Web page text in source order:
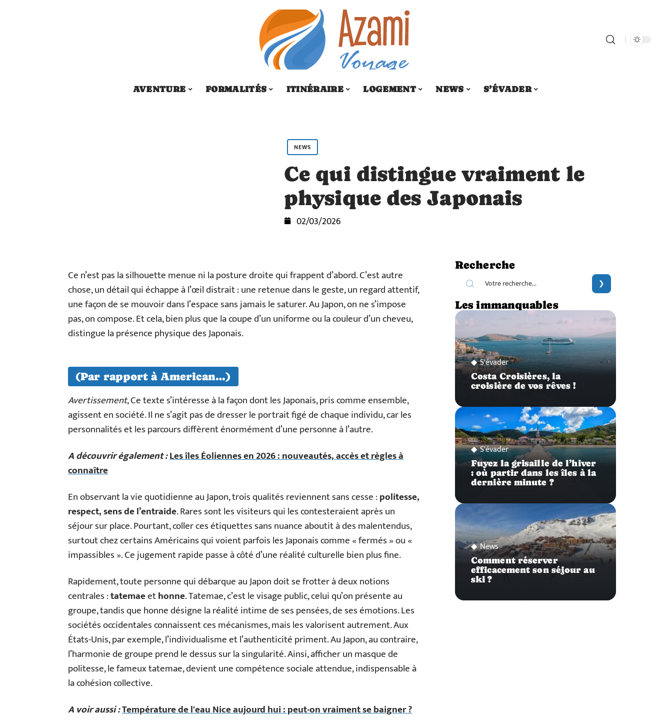
AVENTURE FORMALITÉS ITINÉRAIRE LOGEMENT NEWS S’ÉVADER
NEWS
Ce qui distingue vraiment le
physique des Japonais
02/03/2026
Ce n’est pas la silhouette menue ni la posture droite qui frappent d’abord. C’est autre
chose, un détail qui échappe à l’œil distrait : une retenue dans le geste, un regard attentif,
une façon de se mouvoir dans l’espace sans jamais le saturer. Au Japon, on ne s’impose
pas, on compose. Et cela, bien plus que la coupe d’un uniforme ou la couleur d’un cheveu,
distingue la présence physique des Japonais.
(Par rapport à American…)
Avertissement, Ce texte s’intéresse à la façon dont les Japonais, pris comme ensemble,
agissent en société. Il ne s’agit pas de dresser le portrait figé de chaque individu, car les
personnalités et les parcours diffèrent énormément d’une personne à l’autre.
A découvrir également :Les îles Éoliennes en 2026 : nouveautés, accès et règles à
connaître
En observant la vie quotidienne au Japon, trois qualités reviennent sans cesse :politesse,
respect, sens de l’entraide. Rares sont les visiteurs qui les contesteraient après un
séjour sur place. Pourtant, coller ces étiquettes sans nuance aboutit à des malentendus,
surtout chez certains Américains qui voient parfois les Japonais comme « fermés » ou «
impassibles ». Ce jugement rapide passe à côté d’une réalité culturelle bien plus fine.
Rapidement, toute personne qui débarque au Japon doit se frotter à deux notions
centrales :tatemaeethonne. Tatemae, c’est le visage public, celui qu’on présente au
groupe, tandis que honne désigne la réalité intime de ses pensées, de ses émotions. Les
sociétés occidentales connaissent ces mécanismes, mais les valorisent autrement. Aux
États-Unis, par exemple, l’individualisme et l’authenticité priment. Au Japon, au contraire,
l’harmonie de groupe prend le dessus sur la singularité. Ainsi, afficher un masque de
politesse, le fameux tatemae, devient une compétence sociale attendue, indispensable à
la cohésion collective.
A voir aussi :Température de l'eau Nice aujourd hui : peut-on vraiment se baigner ?
Recherche
Les immanquables
S'évader
Costa Croisières, la
croisière de vos rêves !
S'évader
Fuyez la grisaille de l’hiver
: où partir dans les îles à la
dernière minute ?
News
Comment réserver
efficacement son séjour au
ski ?